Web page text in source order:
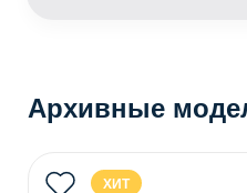
Архивные
ХИТ